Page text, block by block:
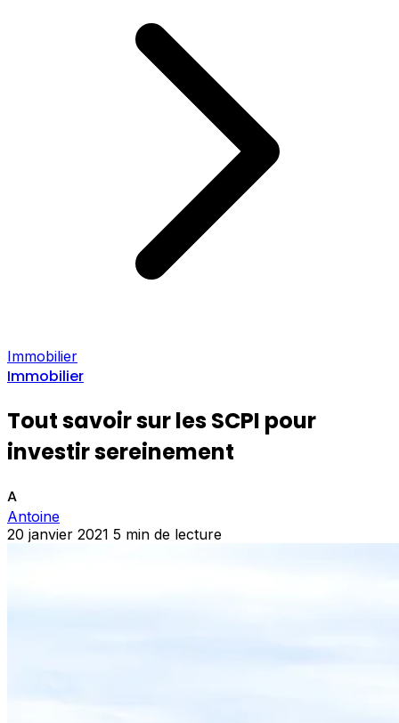
Immobilier
Immobilier
Tout savoir sur les SCPI pour
investir sereinement
A
Antoine
20 janvier 2021 5 min de lecture